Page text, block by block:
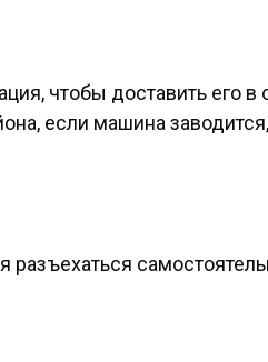
чтобы доставить его
если машина